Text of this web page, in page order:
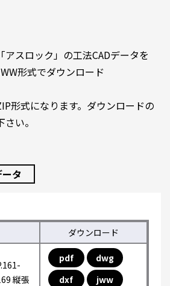
スロック」の工法CADデータを
形式でダウンロード
形式になります。ダウンロードの
い。
タ
ダウンロード
縦張
pdf
dwg
dxf
jww